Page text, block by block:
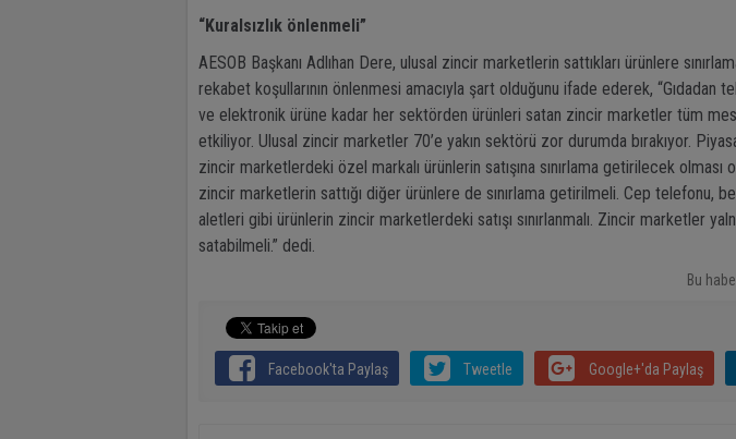
“Kuralsızlık önlenmeli”
AESOB Başkanı Adlıhan Dere, ulusal zincir marketlerin sattıkları ürünlere
rekabet koşullarının önlenmesi amacıyla şart olduğunu ifade ederek, “Gıdadan
ve elektronik ürüne kadar her sektörden ürünleri satan zincir marketler tüm
etkiliyor. Ulusal zincir marketler 70’e yakın sektörü zor durumda bırakıyor.
zincir marketlerdeki özel markalı ürünlerin satışına sınırlama getirilecek olması
zincir marketlerin sattığı diğer ürünlere de sınırlama getirilmeli. Cep telefonu,
aletleri gibi ürünlerin zincir marketlerdeki satışı sınırlanmalı. Zincir marketler
satabilmeli.” dedi.
Bu
Facebook'ta Paylaş Tweetle Google+'da Paylaş